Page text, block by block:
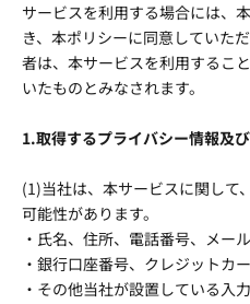
サービスを利用する場合には、
き、本ポリシーに同意していた
者は、本サービスを利用するこ
いたものとみなされます。
1.取得するプライバシー情報及
(1)当社は、本サービスに関して
可能性があります。
・氏名、住所、電話番号、メー
・銀行口座番号、クレジットカ
・その他当社が設置している入